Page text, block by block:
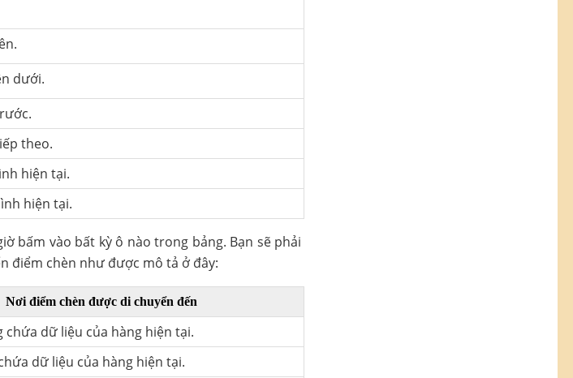
dưới.
theo.
hiện tại.
hiện tại.
bấm vào bất kỳ ô nào trong bảng. Bạn sẽ phải
điểm chèn như được mô tả ở đây:
Nơi điểm chèn được di chuyển đến
chứa dữ liệu của hàng hiện tại.
dữ liệu của hàng hiện tại.